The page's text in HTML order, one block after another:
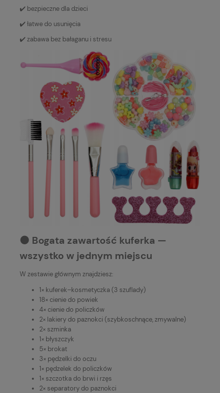
✔️ bezpieczne dla dzieci
✔️ łatwe do usunięcia
✔️ zabawa bez bałaganu i stresu
⚫️ Bogata zawartość kuferka —
wszystko w jednym miejscu
W zestawie głównym znajdziesz:
1× kuferek–kosmetyczka (3 szuflady)
18× cienie do powiek
4× cienie do policzków
2× lakiery do paznokci (szybkoschnące, zmywalne)
2× szminka
1× błyszczyk
5× brokat
3× pędzelki do oczu
1× pędzelek do policzków
1× szczotka do brwi i rzęs
2× separatory do paznokci